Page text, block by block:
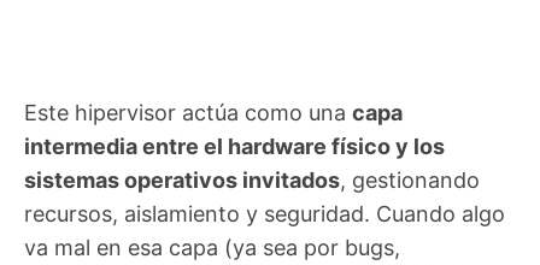
Este hipervisor actúa como una capa
intermedia entre el hardware físico y los
sistemas operativos invitados, gestionando
recursos, aislamiento y seguridad. Cuando algo
va mal en esa capa (ya sea por bugs,